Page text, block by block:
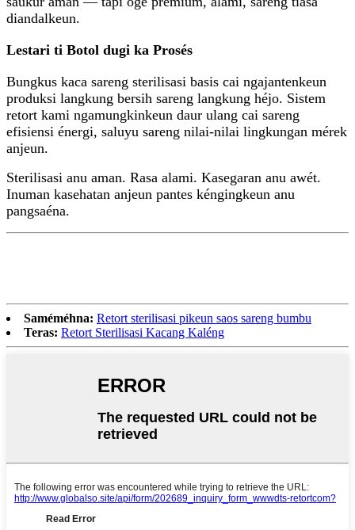
diandalkeun.
Lestari ti Botol dugi ka Prosés
Bungkus kaca sareng sterilisasi basis cai ngajantenkeun
produksi langkung bersih sareng langkung héjo. Sistem
retort kami ngamungkinkeun daur ulang cai sareng
efisiensi énergi, saluyu sareng nilai-nilai lingkungan mérek
anjeun.
Sterilisasi anu aman. Rasa alami. Kasegaran anu awét.
Inuman kasehatan anjeun pantes kéngingkeun anu
pangsaéna.
Saméméhna: Retort sterilisasi pikeun saos sareng bumbu
Teras: Retort Sterilisasi Kacang Kaléng